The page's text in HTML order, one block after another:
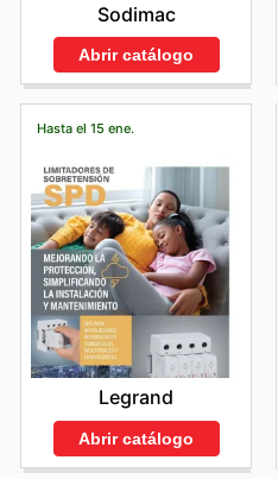
Sodimac
Abrir catálogo
Hasta el 15 ene.
Legrand
Abrir catálogo